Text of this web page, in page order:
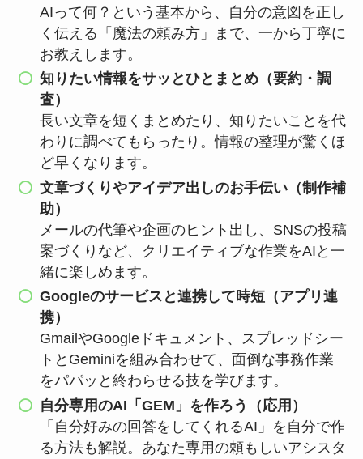
AIって何？という基本から、自分の意図を正し
く伝える「魔法の頼み方」まで、一から丁寧に
お教えします。
知りたい情報をサッとひとまとめ（要約・調
査）
長い文章を短くまとめたり、知りたいことを代
わりに調べてもらったり。情報の整理が驚くほ
ど早くなります。
文章づくりやアイデア出しのお手伝い（制作補
助）
メールの代筆や企画のヒント出し、SNSの投稿
案づくりなど、クリエイティブな作業をAIと一
緒に楽しめます。
Googleのサービスと連携して時短（アプリ連
携）
GmailやGoogleドキュメント、スプレッドシー
トとGeminiを組み合わせて、面倒な事務作業
をパパッと終わらせる技を学びます。
自分専用のAI「GEM」を作ろう（応用）
「自分好みの回答をしてくれるAI」を自分で作
る方法も解説。あなた専用の頼もしいアシスタ